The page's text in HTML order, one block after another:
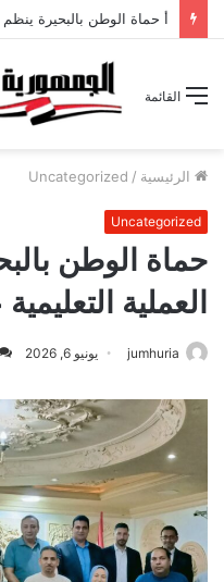
القائمة
الرئيسية /
Uncategorized
Uncategorized
حماة الوطن
العملية
jumhuria يونيو 6, 2026